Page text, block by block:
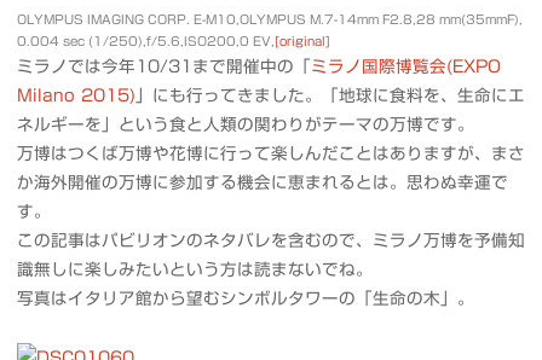
OLYMPUS IMAGING CORP. E-M10,OLYMPUS M.7-14mm F2.8,28 mm(35mmF),
0.004 sec (1/250),f/5.6,ISO200,0 EV, [original]
ミラノでは今年10/31まで開催中の「ミラノ国際博覧会(EXPO
Milano 2015) 」にも行ってきました。「地球に食料を、生命にエ
ネルギーを」という食と人類の関わりがテーマの万博です。
万博はつくば万博や花博に行って楽しんだことはありますが、まさ
か海外開催の万博に参加する機会に恵まれるとは。思わぬ幸運で
す。
この記事はパビリオンのネタバレを含むので、ミラノ万博を予備知
識無しに楽しみたいという方は読まないでね。
写真はイタリア館から望むシンボルタワーの「生命の木」。